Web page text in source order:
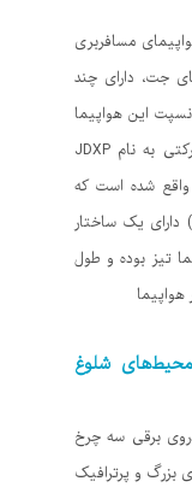
مسافربری
جت، دارای چند
این هواپیما
که هیچ آلودگی‌ای ایجاد نمی‌کند توسط شرکتی به نام JDXP
شده است که
این هواپیمای برقی موسوم به "زیرو"(ZERO) دارای یک ساختار
تیز بوده و طول
شلوغ
برقی سه چرخ
بزرگ و پرترافیک